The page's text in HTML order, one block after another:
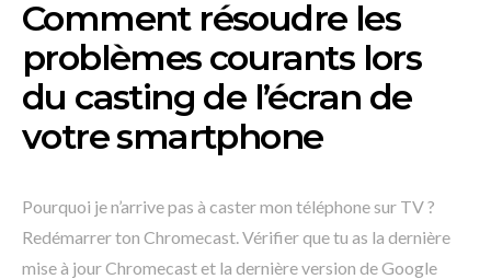
Comment résoudre les
problèmes courants lors
du casting de l’écran de
votre smartphone
Pourquoi je n’arrive pas à caster mon téléphone sur TV ?
Redémarrer ton Chromecast. Vérifier que tu as la dernière
mise à jour Chromecast et la dernière version de Google